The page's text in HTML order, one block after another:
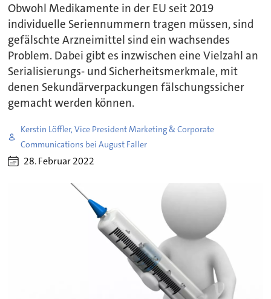
Obwohl Medikamente in der EU seit 2019
individuelle Seriennummern tragen müssen, sind
gefälschte Arzneimittel sind ein wachsendes
Problem. Dabei gibt es inzwischen eine Vielzahl an
Serialisierungs- und Sicherheitsmerkmale, mit
denen Sekundärverpackungen fälschungssicher
gemacht werden können.
Kerstin Löffler, Vice President Marketing & Corporate
Communications bei August Faller
28. Februar 2022